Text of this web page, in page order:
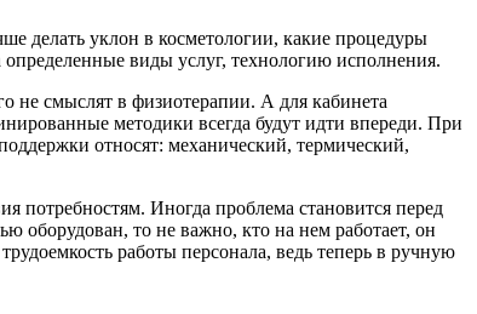
делать уклон в косметологии, какие процедуры
виды услуг, технологию исполнения.
не смыслят в физиотерапии. А для кабинета
методики всегда будут идти впереди. При
относят: механический, термический,
потребностям. Иногда проблема становится перед
оборудован, то не важно, кто на нем работает, он
работы персонала, ведь теперь в ручную